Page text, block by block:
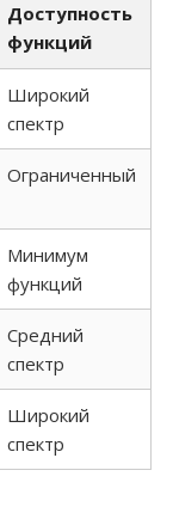
Доступность
функций
Широкий
спектр
Ограниченный
Минимум
функций
Средний
спектр
Широкий
спектр